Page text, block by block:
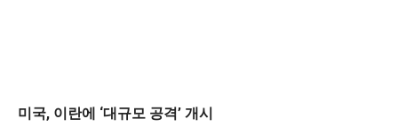
미국, 이란에 ‘대규모 공격’ 개시